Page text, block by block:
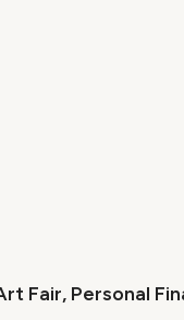
Fair, Personal